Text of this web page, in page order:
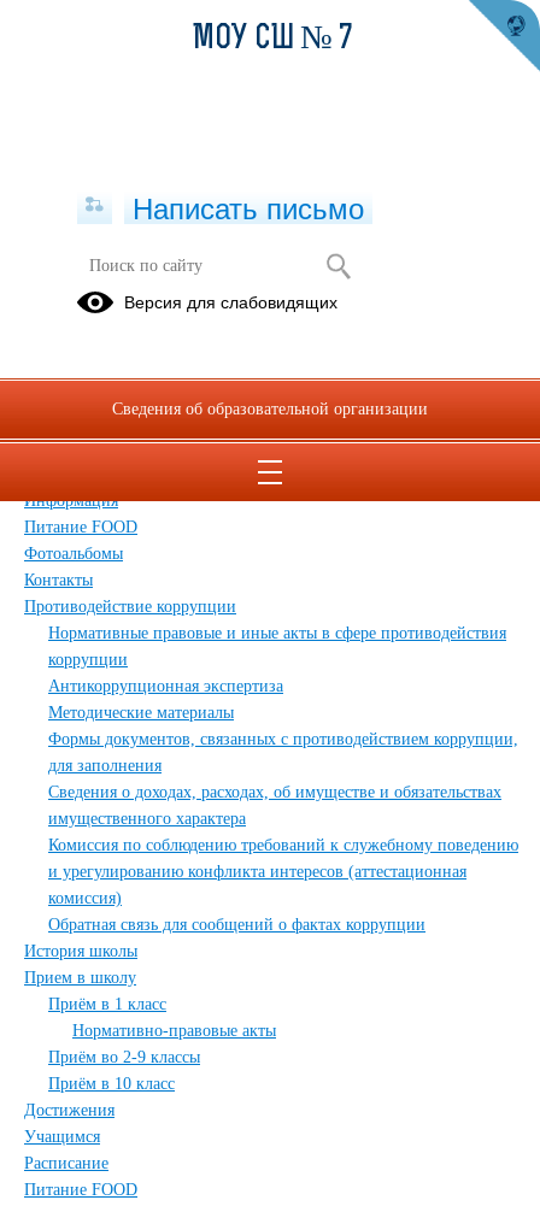
Карта сайта
Обращения граждан
Дополнительные сведения
Информация
Питание FOOD
Фотоальбомы
Контакты
Противодействие коррупции
Нормативные правовые и иные акты в сфере противодействия
коррупции
Антикоррупционная экспертиза
Методические материалы
Формы документов, связанных с противодействием коррупции,
для заполнения
Сведения о доходах, расходах, об имуществе и обязательствах
имущественного характера
Комиссия по соблюдению требований к служебному поведению
и урегулированию конфликта интересов (аттестационная
комиссия)
Обратная связь для сообщений о фактах коррупции
История школы
Прием в школу
Приём в 1 класс
Нормативно-правовые акты
Приём во 2-9 классы
Приём в 10 класс
Достижения
Учащимся
Расписание
Питание FOOD
МОУ СШ № 7
Написать письмо
Версия для слабовидящих
Сведения об образовательной организации